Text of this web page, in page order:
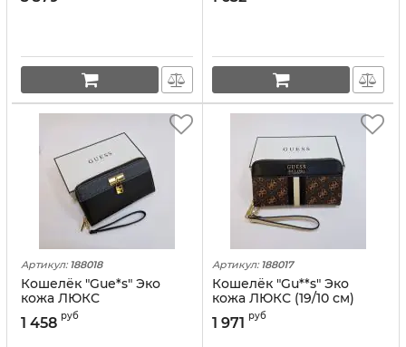
Артикул: 188018
Кошелёк "Guе*s" Эко
кожа ЛЮКC
1 458 руб
Артикул: 188017
Кошелёк "Gu**s" Эко
кожа ЛЮКС (19/10 см)
1 971 руб